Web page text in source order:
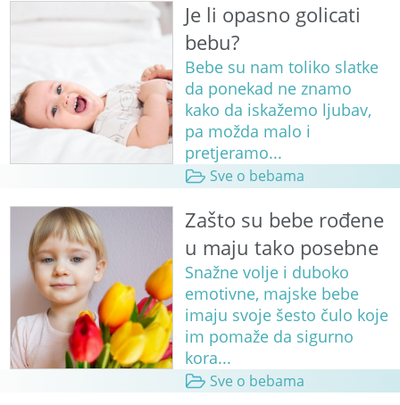
Je li opasno golicati
bebu?
Bebe su nam toliko slatke
da ponekad ne znamo
kako da iskažemo ljubav,
pa možda malo i
pretjeramo...
Sve o bebama
Zašto su bebe rođene
u maju tako posebne
Snažne volje i duboko
emotivne, majske bebe
imaju svoje šesto čulo koje
im pomaže da sigurno
kora...
Sve o bebama